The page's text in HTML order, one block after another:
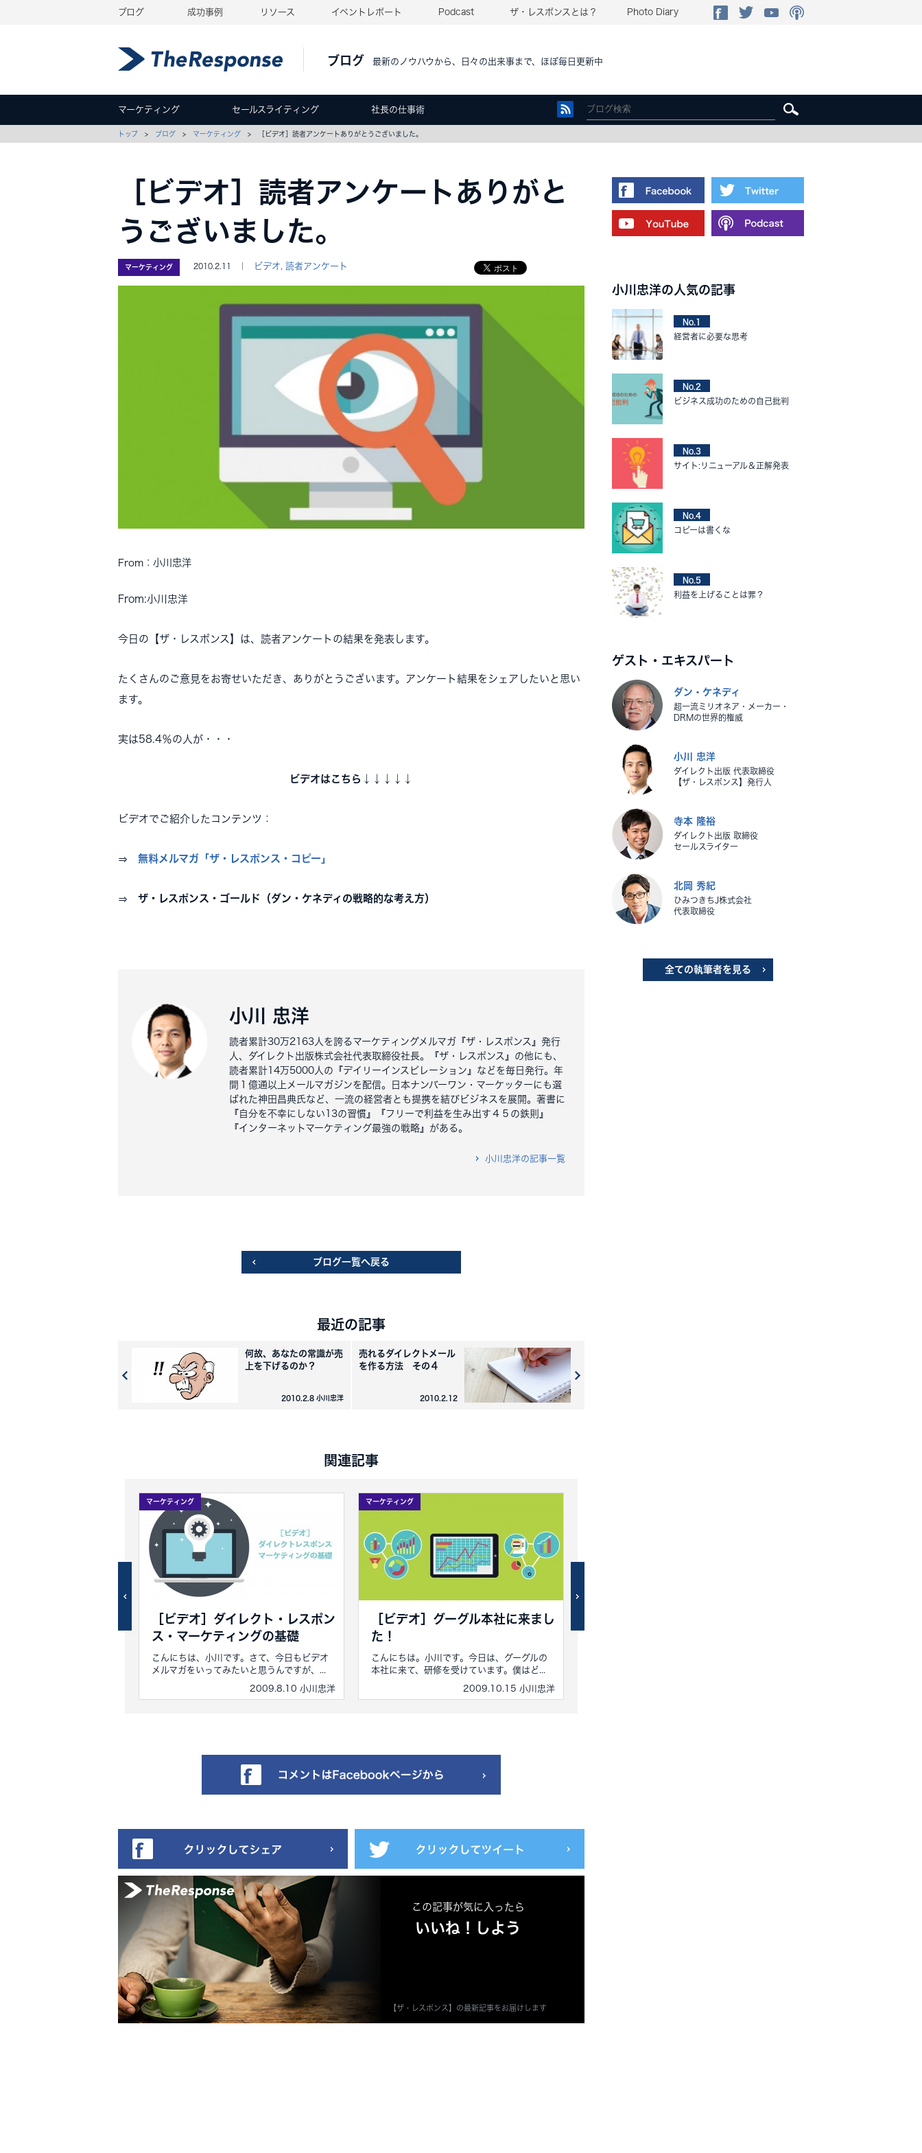
ブログ 成功事例 リソース イベントレポート Podcast ザ・レスポンスとは？ Photo Diary
ブログ 最新のノウハウから、日々の出来事まで、ほぼ毎日更新中
マーケティング セールスライティング 社長の仕事術
トップ > ブログ > マーケティング > ［ビデオ］読者アンケートありがとうございました。
［ビデオ］読者アンケートありがと
うございました。
マーケティング 2010.2.11 ｜ ビデオ 読者アンケート
From：小川忠洋
From:小川忠洋
今日の【ザ・レスポンス】は、読者アンケートの結果を発表します。
たくさんのご意見をお寄せいただき、ありがとうございます。アンケート結果をシェアしたいと思い
ます。
実は58.4％の人が・・・
ビデオはこちら↓↓↓↓↓
ビデオでご紹介したコンテンツ：
⇒ 無料メルマガ「ザ・レスポンス・コピー」
⇒ ザ・レスポンス・ゴールド（ダン・ケネディの戦略的な考え方）
小川 忠洋
読者累計30万2163人を誇るマーケティングメルマガ『ザ・レスポンス』発行
人、ダイレクト出版株式会社代表取締役社長。『ザ・レスポンス』の他にも、
読者累計14万5000人の『デイリーインスピレーション』などを毎日発行。年
間１億通以上メールマガジンを配信。日本ナンバーワン・マーケッターにも選
ばれた神田昌典氏など、一流の経営者とも提携を結びビジネスを展開。著書に
『自分を不幸にしない13の習慣』『フリーで利益を生み出す４５の鉄則』
『インターネットマーケティング最強の戦略』がある。
小川忠洋の記事一覧
ブログ一覧へ戻る
最近の記事
何故、あなたの常識が売
上を下げるのか？
2010.2.8 小川忠洋
売れるダイレクトメール
を作る方法 その４
2010.2.12
関連記事
マーケティング
［ビデオ］ダイレクト・レスポン
ス・マーケティングの基礎
こんにちは、小川です。さて、今日もビデオ
メルマガをいってみたいと思うんですが、...
2009.8.10 小川忠洋
マーケティング
［ビデオ］グーグル本社に来まし
た！
こんにちは。小川です。今日は、グーグルの
本社に来て、研修を受けています。僕はど...
2009.10.15 小川忠洋
この記事が気に入ったら
いいね！しよう
【ザ・レスポンス】の最新記事をお届けします
小川忠洋の人気の記事
No.1
経営者に必要な思考
No.2
ビジネス成功のための自己批判
No.3
サイト:リニューアル＆正解発表
No.4
コピーは書くな
No.5
利益を上げることは罪？
ゲスト・エキスパート
ダン・ケネディ
超一流ミリオネア・メーカー・
DRMの世界的権威
小川 忠洋
ダイレクト出版 代表取締役
【ザ・レスポンス】発行人
寺本 隆裕
ダイレクト出版 取締役
セールスライター
北岡 秀紀
ひみつきちJ株式会社
代表取締役
全ての執筆者を見る